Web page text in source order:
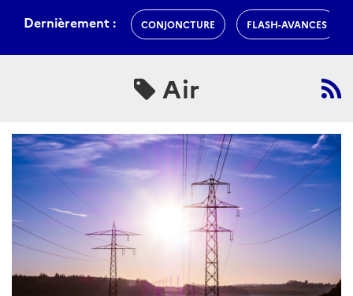
Dernièrement : CONJONCTURE FLASH-AVANCES
Air